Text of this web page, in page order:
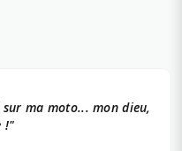
ma moto... mon dieu,
!"